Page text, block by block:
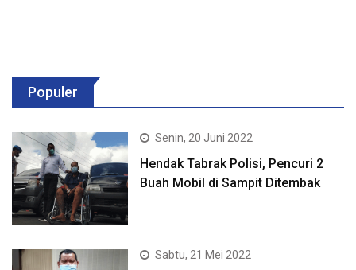
Populer
Senin, 20 Juni 2022
Hendak Tabrak Polisi, Pencuri 2
Buah Mobil di Sampit Ditembak
Sabtu, 21 Mei 2022